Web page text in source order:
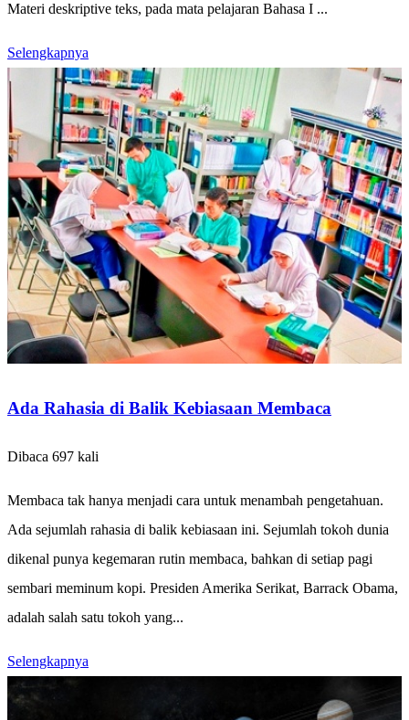
Materi deskriptive teks, pada mata pelajaran Bahasa I ...
Selengkapnya
Ada Rahasia di Balik Kebiasaan Membaca
Dibaca 697 kali
Membaca tak hanya menjadi cara untuk menambah pengetahuan.
Ada sejumlah rahasia di balik kebiasaan ini. Sejumlah tokoh dunia
dikenal punya kegemaran rutin membaca, bahkan di setiap pagi
sembari meminum kopi. Presiden Amerika Serikat, Barrack Obama,
adalah salah satu tokoh yang...
Selengkapnya